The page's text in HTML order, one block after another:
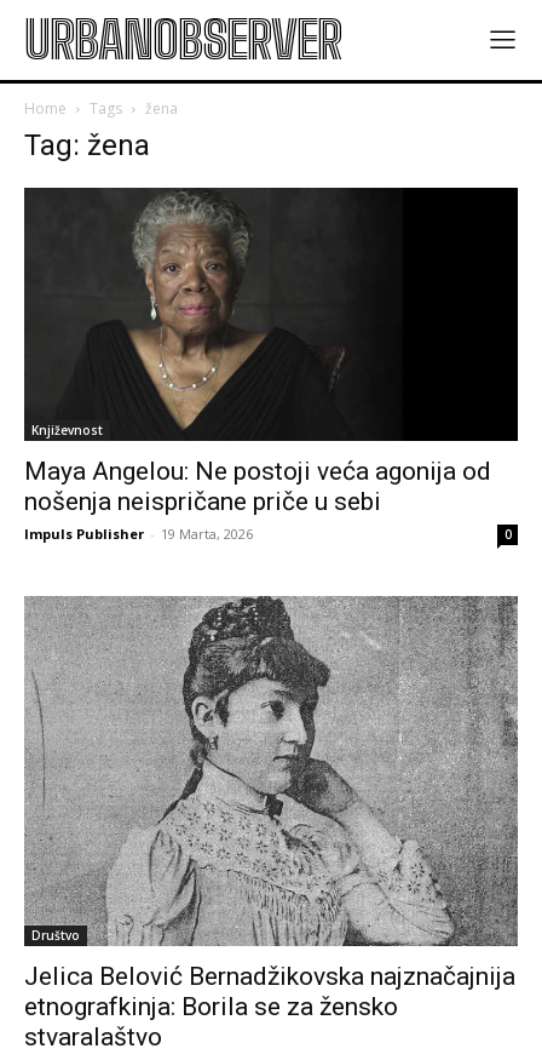
URBANOBSERVER
Home Tags žena
Tag: žena
Književnost
Maya Angelou: Ne postoji veća agonija od
nošenja neispričane priče u sebi
Impuls Publisher - 19 Marta, 2026 0
Društvo
Jelica Belović Bernadžikovska najznačajnija
etnografkinja: Borila se za žensko
stvaralaštvo